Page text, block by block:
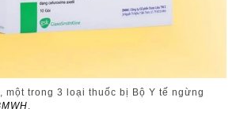
một trong 3 loại thuốc bị Bộ Y tế ngừng
.